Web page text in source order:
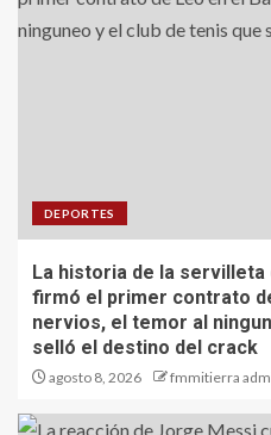
DEPORTES
La historia de la
firmó el primer contrato
nervios, el temor al
selló el destino del crack
agosto 8, 2026 fmmitierra